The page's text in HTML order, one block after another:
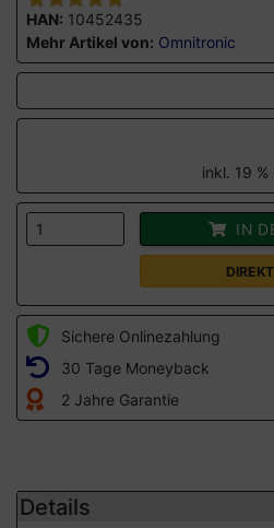
HAN: 10452435
Mehr Artikel von: Omnitronic
inkl. 19
IN
Sichere Onlinezahlung
30 Tage Moneyback
2 Jahre Garantie
Details